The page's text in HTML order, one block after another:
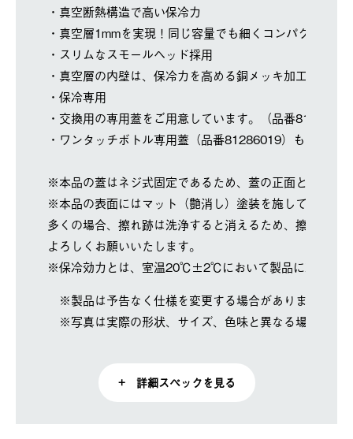
・真空断熱構造で高い保冷力
・真空層1mmを実現！同じ容量でも細くコンパクトに
・スリムなスモールヘッド採用
・真空層の内壁は、保冷力を高める銅メッキ加工
・保冷専用
・交換用の専用蓋をご用意しています。（品番
・ワンタッチボトル専用蓋（品番81286019）もご使用
※本品の蓋はネジ式固定であるため、蓋の正面とボトル
※本品の表面にはマット（艶消し）塗装を施しています
多くの場合、擦れ跡は洗浄すると消えるため、擦れ跡が
よろしくお願いいたします。
※保冷効力とは、室温20℃±2℃において製品に冷水を蓋
※製品は予告なく仕様を変更する場合があります。
※写真は実際の形状、サイズ、色味と異なる場合があ
+ 詳細スペックを見る